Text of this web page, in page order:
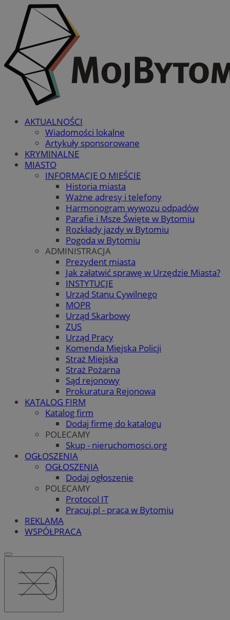
AKTUALNOŚCI
Wiadomości lokalne
Artykuły sponsorowane
KRYMINALNE
MIASTO
INFORMACJE O MIEŚCIE
Historia miasta
Ważne adresy i telefony
Harmonogram wywozu odpadów
Parafie i Msze Święte w Bytomiu
Rozkłady jazdy w Bytomiu
Pogoda w Bytomiu
ADMINISTRACJA
Prezydent miasta
Jak załatwić sprawę w Urzędzie Miasta?
INSTYTUCJE
Urząd Stanu Cywilnego
MOPR
Urząd Skarbowy
ZUS
Urząd Pracy
Komenda Miejska Policji
Straż Miejska
Straż Pożarna
Sąd rejonowy
Prokuratura Rejonowa
KATALOG FIRM
Katalog firm
Dodaj firmę do katalogu
POLECAMY
Skup - nieruchomosci.org
OGŁOSZENIA
OGŁOSZENIA
Dodaj ogłoszenie
POLECAMY
Protocol IT
Pracuj.pl - praca w Bytomiu
REKLAMA
WSPÓŁPRACA